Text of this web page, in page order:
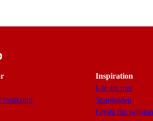
Inspiration
Lär dig mer
Sparguiden
Förstå din pension